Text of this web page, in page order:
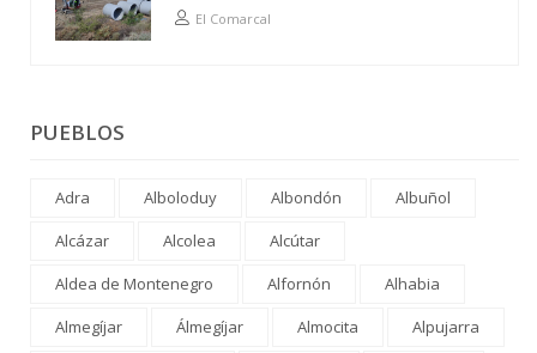
El Comarcal
PUEBLOS
Adra Alboloduy Albondón
Albuñol
Alcázar
Alcolea
Alcútar
Aldea de Montenegro
Alfornón
Alhabia
Almegíjar
Álmegíjar Almocita
Alpujarra